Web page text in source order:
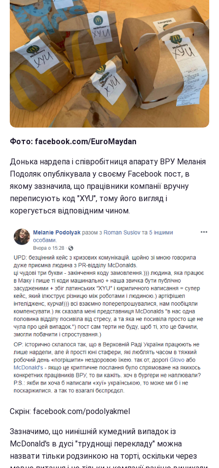
Фото: facebook.com/EuroMaydan
Донька нардепа і співробітниця апарату ВРУ Меланія
Подоляк опублікувала у своєму Facebook пост, в
якому зазначила, що працівники компанії вручну
переписують код "XYU", тому його вигляд і
корегується відповідним чином.
Скрін: facebook.com/podolyakmel
Зазначимо, що нинішній кумедний випадок із
McDonald's в дусі "труднощі перекладу" можна
назвати тільки родзинкою на торті, оскільки через